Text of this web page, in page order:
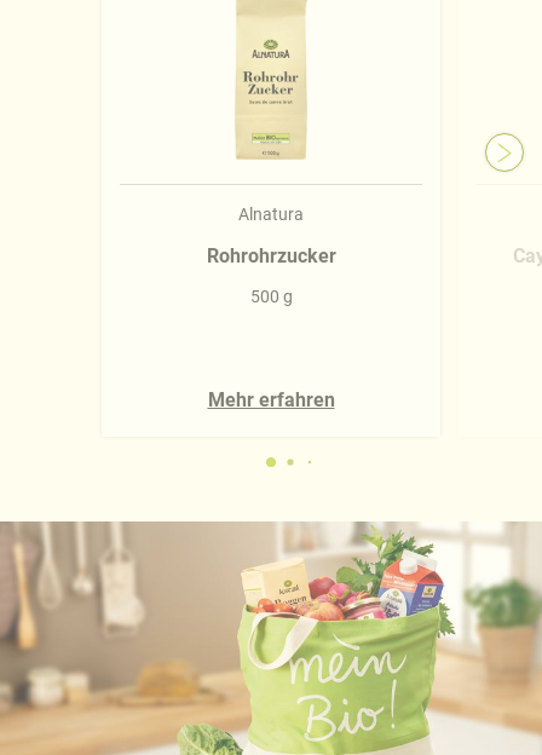
Alnatura
Rohrohrzucker
500 g
Mehr erfahren